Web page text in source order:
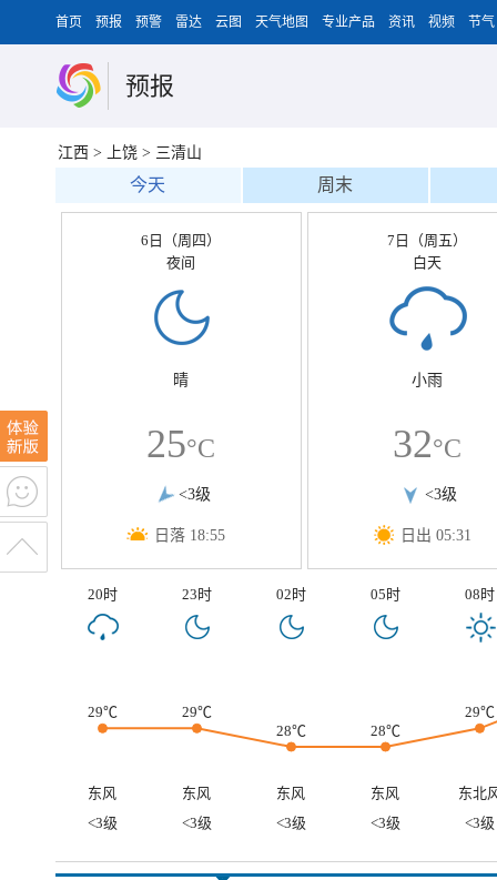
首页 预报 预警 雷达 云图 天气地图 专业产品 资讯 视频 节气
预报
江西 > 上饶 > 三清山
今天 周末
6日（周四）
夜间
晴
25°C
<3级
日落 18:55
7日（周五）
白天
小雨
32°C
<3级
日出 05:31
20时 23时 02时 05时 08时
29℃
29℃
28℃
28℃
29℃
东风 东风 东风 东风
东北
<3级
<3级 <3级 <3级 <3级